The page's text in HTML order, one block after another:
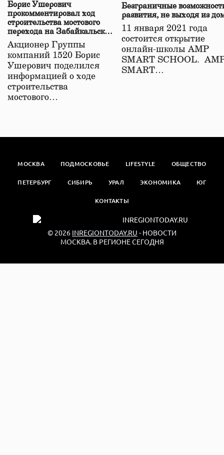
Борис Ушерович
прокомментировал ход
строительства мостового
перехода на Забайкальской
железной дороге
Акционер Группы
компаний 1520 Борис
Ушерович поделился
информацией о ходе
строительства
мостового…
Безграничные
развития, не выходя из
11 января 2021 года
состоится открытие
онлайн-школы АМР
SMART SCHOOL.
SMART…
МОСКВА ПОДМОСКОВЬЕ LIFESTYLE ОБЩЕСТВО
ПЕТЕРБУРГ СИБИРЬ УРАЛ ЭКОНОМИКА ЮГ
КОНТАКТЫ
© 2026 INREGIONTODAY.RU - НОВОСТИ
МОСКВА. В РЕГИОНЕ СЕГОДНЯ